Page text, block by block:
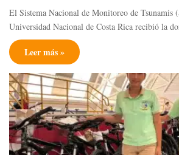
El Sistema Nacional de Monitoreo de
Universidad Nacional de Costa Rica recibió la
Leer más »